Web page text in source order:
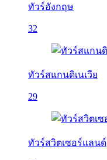
ทัวร์อังกฤษ
32
ทัวร์สแกนดิเนเวีย
29
ทัวร์สวิตเซอร์แลนด์